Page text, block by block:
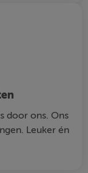
door ons. Ons
Leuker én